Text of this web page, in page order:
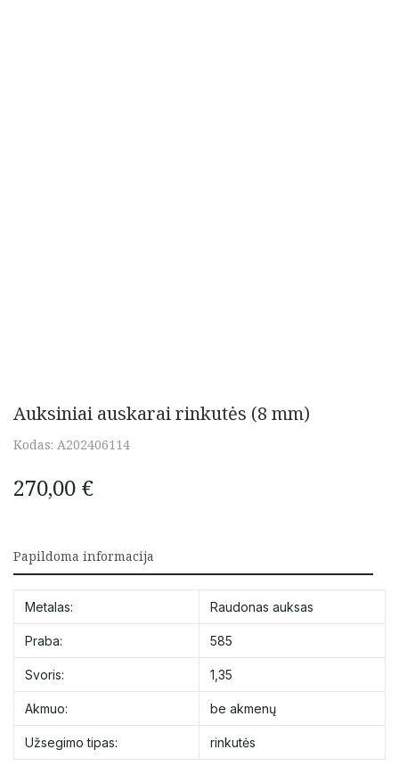
Auksiniai auskarai rinkutės (8 mm)
Kodas: A202406114
270,00 €
Papildoma informacija
Metalas: Raudonas auksas
Praba: 585
Svoris: 1,35
Akmuo: be akmenų
Užsegimo tipas: rinkutės